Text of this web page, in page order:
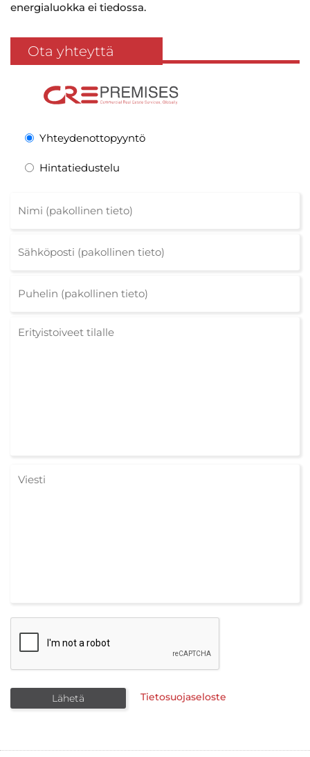
energialuokka ei tiedossa.
Ota yhteyttä
Yhteydenottopyyntö
Hintatiedustelu
Tietosuojaseloste